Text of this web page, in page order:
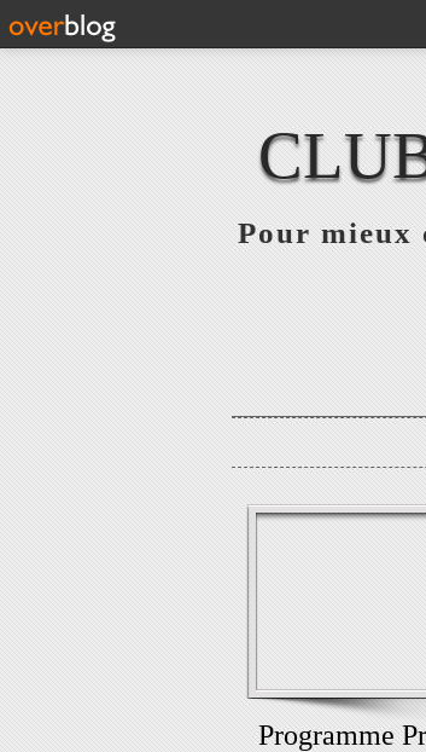
Pour mieux
Programme